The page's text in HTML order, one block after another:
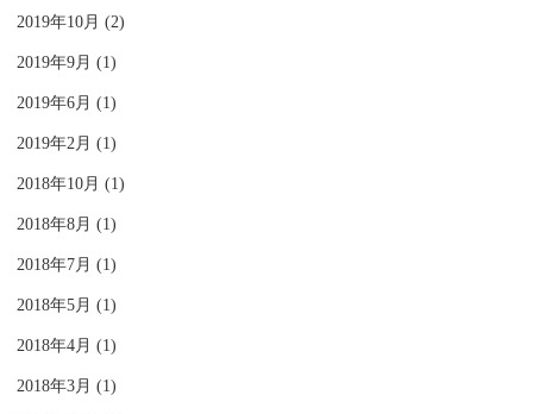
2019年10月 (2)
2019年9月 (1)
2019年6月 (1)
2019年2月 (1)
2018年10月 (1)
2018年8月 (1)
2018年7月 (1)
2018年5月 (1)
2018年4月 (1)
2018年3月 (1)